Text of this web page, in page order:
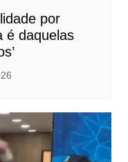
por
é daquelas